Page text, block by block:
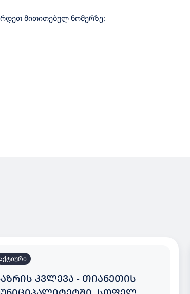
მითითებულ ნომერზე:
ᲙᲕᲚᲔᲕᲐ - ᲗᲘᲐᲜᲔᲗᲘᲡ